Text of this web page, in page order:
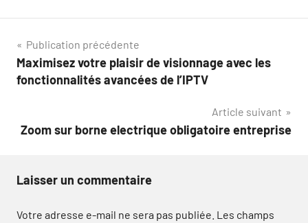
Navigation
de
Publication précédente
Maximisez votre plaisir de visionnage avec les
fonctionnalités avancées de l’IPTV
Article suivant
Zoom sur borne electrique obligatoire entreprise
Laisser un commentaire
Votre adresse e-mail ne sera pas publiée. Les champs